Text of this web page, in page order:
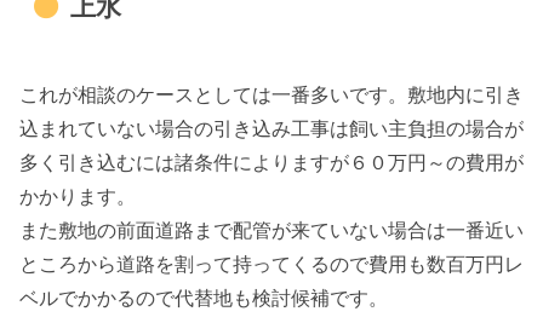
上水
これが相談のケースとしては一番多いです。敷地内に引き
込まれていない場合の引き込み工事は飼い主負担の場合が
多く引き込むには諸条件によりますが６０万円～の費用が
かかります。
また敷地の前面道路まで配管が来ていない場合は一番近い
ところから道路を割って持ってくるので費用も数百万円レ
ベルでかかるので代替地も検討候補です。